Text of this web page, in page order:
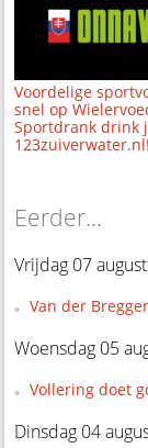
Voordelige
snel op
Sportdrank drink
123zuiverwater.nl!
Eerder...
Vrijdag 07
Van der
Woensdag 05
Vollering doet
Dinsdag 04